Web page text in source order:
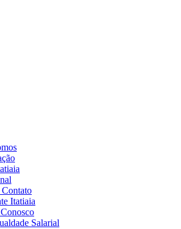
Itatiaia
Salarial